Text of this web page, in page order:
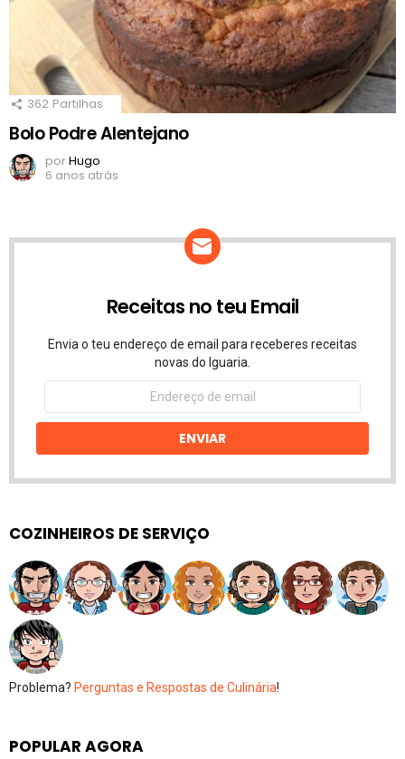
362 Partilhas
Bolo Podre Alentejano
porHugo
6 anos atrás
Receitas no teu Email
Envia o teu endereço de email para receberes receitas
novas do Iguaria.
Endereço
email
ENVIAR
COZINHEIROS DE SERVIÇO
Problema? Perguntas e Respostas de Culinária!
POPULAR AGORA